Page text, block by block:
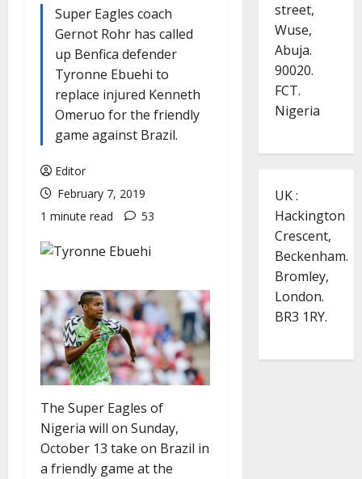
Super Eagles coach
Gernot Rohr has called
up Benfica defender
Tyronne Ebuehi to
replace injured Kenneth
Omeruo for the friendly
game against Brazil.
Editor
February 7, 2019
1 minute read
53
The Super Eagles of
Nigeria will on Sunday,
October 13 take on Brazil in
a friendly game at the
street,
Wuse,
Abuja.
90020.
FCT.
Nigeria
UK :
Hackington
Crescent,
Beckenham.
Bromley,
London.
BR3 1RY.